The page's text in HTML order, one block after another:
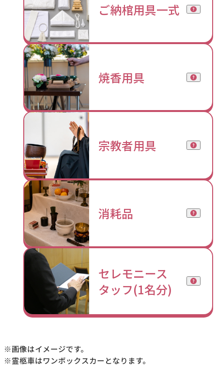
ご納棺用具一式
焼香用具
宗教者用具
消耗品
セレモニース
タッフ(1名分)
※画像はイメージです。
※霊柩車はワンボックスカーとなります。